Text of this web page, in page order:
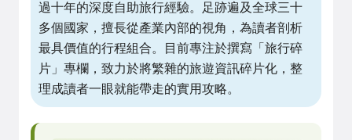
過十年的深度自助旅行經驗。足跡遍及全球三十
多個國家，擅長從產業內部的視角，為讀者剖析
最具價值的行程組合。目前專注於撰寫「旅行碎
片」專欄，致力於將繁雜的旅遊資訊碎片化，整
理成讀者一眼就能帶走的實用攻略。